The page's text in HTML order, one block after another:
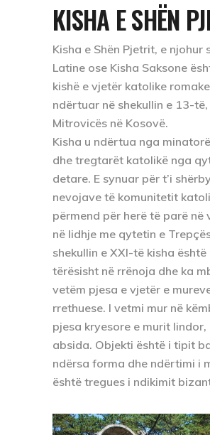
KISHA E SHËN
Kisha e Shën Pjetrit, e njohur
Latine ose Kisha Saksone
kishë e vjetër katolike
ndërtuar në shekullin e 13-
Mitrovicës në Kosovë.
Kisha u ndërtua nga
dhe tregtarët katolikë nga
detare. E synuar për t’i
nevojave të komunitetit
përmend për herë të parë në
në lidhje me qytetin e
shekullin e XXI-të kisha
tërësisht në rrënoja dhe ka
vetëm pjesa e vjetër e
rrethuese. I vetmi mur në
pjesa kryesore e murit lindor,
absida. Objekti është i tipit
ndërsa forma dhe ndërtimi i
është tregues i ndikimit